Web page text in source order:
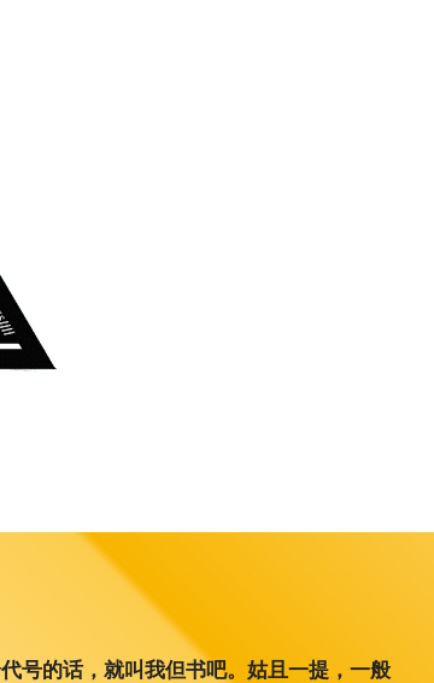
号的话，就叫我但书吧。姑且一提，一般